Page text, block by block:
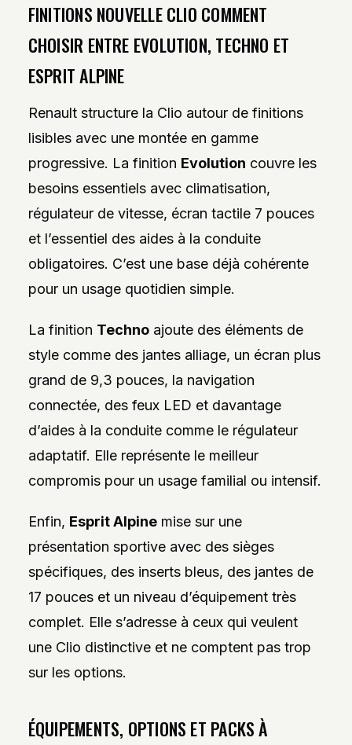
FINITIONS NOUVELLE CLIO COMMENT
CHOISIR ENTRE EVOLUTION, TECHNO ET
ESPRIT ALPINE
Renault structure la Clio autour de finitions
lisibles avec une montée en gamme
progressive. La finition Evolution couvre les
besoins essentiels avec climatisation,
régulateur de vitesse, écran tactile 7 pouces
et l’essentiel des aides à la conduite
obligatoires. C’est une base déjà cohérente
pour un usage quotidien simple.
La finition Technoajoute des éléments de
style comme des jantes alliage, un écran plus
grand de 9,3 pouces, la navigation
connectée, des feux LED et davantage
d’aides à la conduite comme le régulateur
adaptatif. Elle représente le meilleur
compromis pour un usage familial ou intensif.
Enfin, Esprit Alpinemise sur une
présentation sportive avec des sièges
spécifiques, des inserts bleus, des jantes de
17 pouces et un niveau d’équipement très
complet. Elle s’adresse à ceux qui veulent
une Clio distinctive et ne comptent pas trop
sur les options.
ÉQUIPEMENTS, OPTIONS ET PACKS À